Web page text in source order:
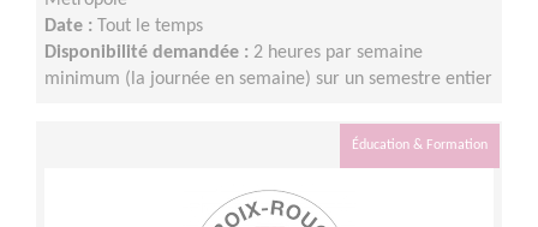
Date : Tout le temps
Disponibilité demandée : 2 heures par semaine
minimum (la journée en semaine) sur un semestre entier
Éducation & Formation